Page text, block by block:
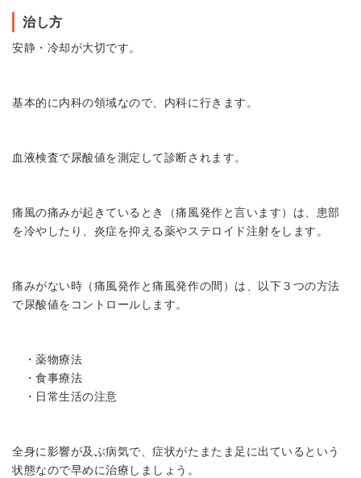
治し方
安静・冷却が大切です。
基本的に内科の領域なので、内科に行きます。
血液検査で尿酸値を測定して診断されます。
痛風の痛みが起きているとき（痛風発作と言います）は、患部
を冷やしたり、炎症を抑える薬やステロイド注射をします。
痛みがない時（痛風発作と痛風発作の間）は、以下３つの方法
で尿酸値をコントロールします。
・薬物療法
・食事療法
・日常生活の注意
全身に影響が及ぶ病気で、症状がたまたま足に出ているという
状態なので早めに治療しましょう。